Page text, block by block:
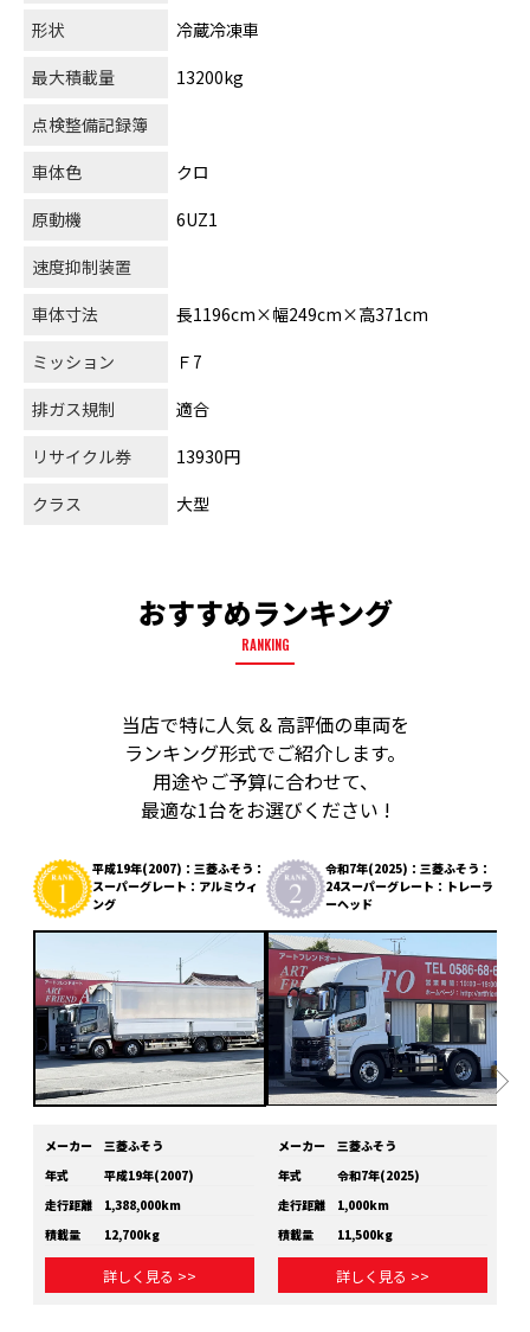
形状
冷蔵冷凍車
最大積載量
13200kg
点検整備記録簿
車体色
クロ
原動機
6UZ1
速度抑制装置
車体寸法
長1196cm×幅249cm×高371cm
ミッション
Ｆ7
排ガス規制
適合
リサイクル券
13930円
クラス
大型
おすすめランキング
RANKING
当店で特に人気 & 高評価の車両を
ランキング形式でご紹介します。
用途やご予算に合わせて、
最適な1台をお選びください !
平成19年(2007)：三菱ふそう：
スーパーグレート：アルミウィ
ング
メーカー
三菱ふそう
年式
平成19年(2007)
走行距離
1,388,000km
積載量
12,700kg
詳しく見る >>
令和7年(2025)：三菱ふそう：
24スーパーグレート：トレーラ
ーヘッド
メーカー
三菱ふそう
年式
令和7年(2025)
走行距離
1,000km
積載量
11,500kg
詳しく見る >>